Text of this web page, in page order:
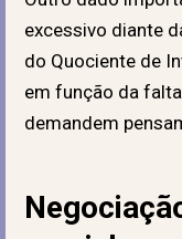
excessivo diante
do Quociente de
em função da
demandem